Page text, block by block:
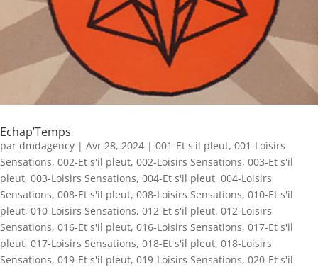
Echap’Temps
par dmdagency | Avr 28, 2024 | 001-Et s'il pleut, 001-Loisirs
Sensations, 002-Et s'il pleut, 002-Loisirs Sensations, 003-Et s'il
pleut, 003-Loisirs Sensations, 004-Et s'il pleut, 004-Loisirs
Sensations, 008-Et s'il pleut, 008-Loisirs Sensations, 010-Et s'il
pleut, 010-Loisirs Sensations, 012-Et s'il pleut, 012-Loisirs
Sensations, 016-Et s'il pleut, 016-Loisirs Sensations, 017-Et s'il
pleut, 017-Loisirs Sensations, 018-Et s'il pleut, 018-Loisirs
Sensations, 019-Et s'il pleut, 019-Loisirs Sensations, 020-Et s'il